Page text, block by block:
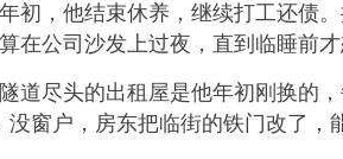
，他结束休养，继续打工还债。
在公司沙发上过夜，直到临睡前才
尽头的出租屋是他年初刚换的，
没窗户，房东把临街的铁门改了，